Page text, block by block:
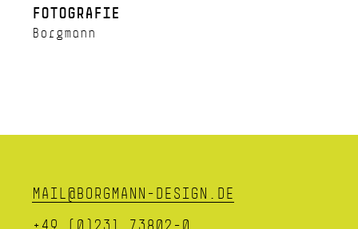
FOTOGRAFIE
Borgmann
MAIL@BORGMANN-DESIGN.DE